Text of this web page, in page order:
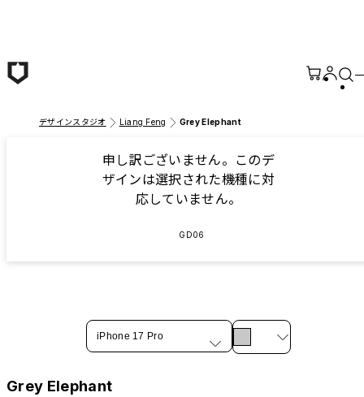
デザインスタジオ Liang Feng Grey Elephant
申し訳ございません。このデ
ザインは選択された機種に対
応していません。
GD06
iPhone 17 Pro
Grey Elephant